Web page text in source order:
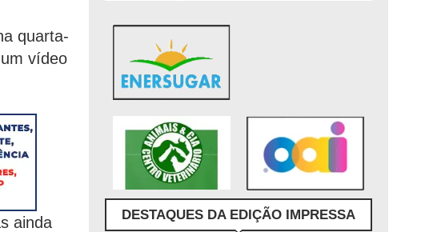
quarta-
vídeo
ainda
DESTAQUES DA EDIÇÃO IMPRESSA